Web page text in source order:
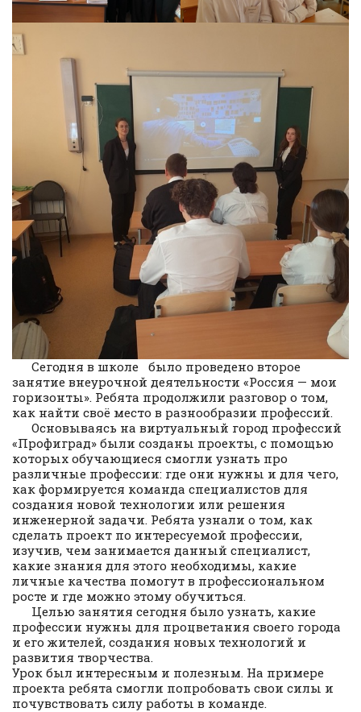
Сегодня в школе было проведено второе
занятие внеурочной деятельности «Россия — мои
горизонты». Ребята продолжили разговор о том,
как найти своё место в разнообразии профессий.
Основываясь на виртуальный город профессий
«Профиград» были созданы проекты, с помощью
которых обучающиеся смогли узнать про
различные профессии: где они нужны и для чего,
как формируется команда специалистов для
создания новой технологии или решения
инженерной задачи. Ребята узнали о том, как
сделать проект по интересуемой профессии,
изучив, чем занимается данный специалист,
какие знания для этого необходимы, какие
личные качества помогут в профессиональном
росте и где можно этому обучиться.
Целью занятия сегодня было узнать, какие
профессии нужны для процветания своего города
и его жителей, создания новых технологий и
развития творчества.
Урок был интересным и полезным. На примере
проекта ребята смогли попробовать свои силы и
почувствовать силу работы в команде.